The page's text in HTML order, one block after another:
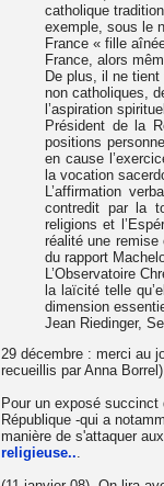
catholique
exemple, sous le
France « fille
France, alors
De plus, il ne
non catholiques,
l’aspiration
Président de la
positions
en cause
la vocation
L’affirmation
contredit par la
religions et
réalité une
du rapport
L’Observatoire
la laïcité telle
dimension
Jean Riedinger,
29 décembre : merci au
recueillis par Anna
Pour un exposé
République -qui a
manière de s'attaquer
religieuse...